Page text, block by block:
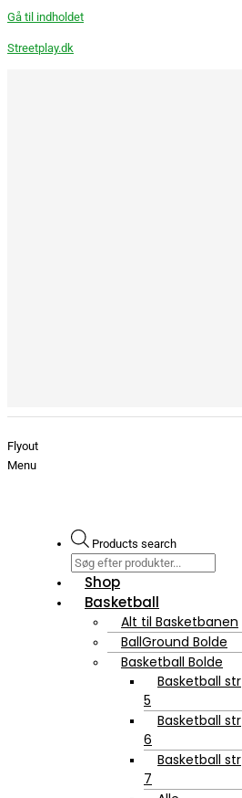
Gå til indholdet
Streetplay.dk
Flyout
Menu
Products search
Shop
Basketball
Alt til Basketbanen
BallGround Bolde
Basketball Bolde
Basketball str
5
Basketball str
6
Basketball str
7